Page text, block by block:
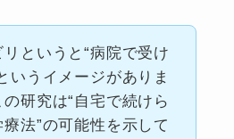
リというと“病院で受け
いうイメージがありま
研究は“自宅で続けら
法”の可能性を示して